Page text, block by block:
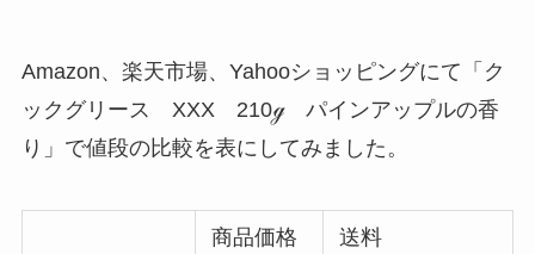
Amazon、楽天市場、Yahooショッピングにて「ク
ックグリース XXX 210ℊ パインアップルの香
り」で値段の比較を表にしてみました。
商品価格 送料